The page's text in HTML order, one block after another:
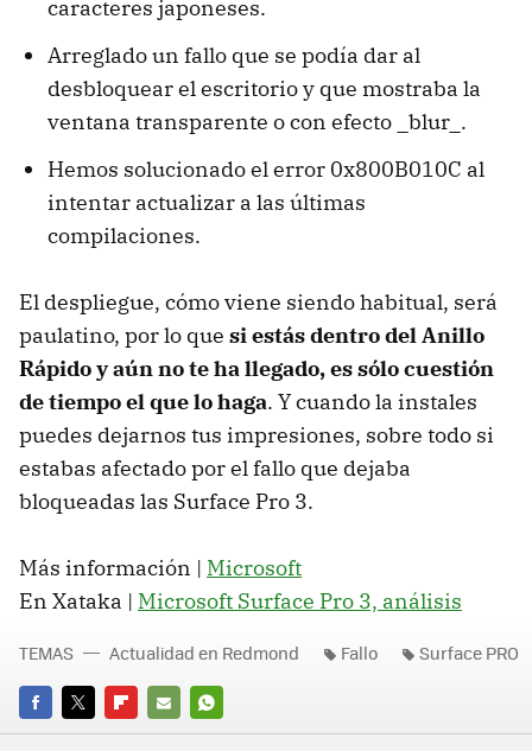
caracteres japoneses.
Arreglado un fallo que se podía dar al
desbloquear el escritorio y que mostraba la
ventana transparente o con efecto _blur_.
Hemos solucionado el error 0x800B010C al
intentar actualizar a las últimas
compilaciones.
El despliegue, cómo viene siendo habitual, será
paulatino, por lo que si estás dentro del Anillo
Rápido y aún no te ha llegado, es sólo cuestión
de tiempo el que lo haga. Y cuando la instales
puedes dejarnos tus impresiones, sobre todo si
estabas afectado por el fallo que dejaba
bloqueadas las Surface Pro 3.
Más información | Microsoft
En Xataka | Microsoft Surface Pro 3, análisis
FACEBOOK
TWITTERFLIPBOARD
E-
WHATSAPP
TEMAS Actualidad en Redmond Fallo Surface PRO